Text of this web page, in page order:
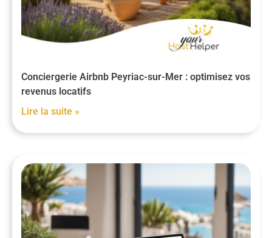
Conciergerie Airbnb Peyriac-sur-Mer : optimisez vos
revenus locatifs
Lire la suite »